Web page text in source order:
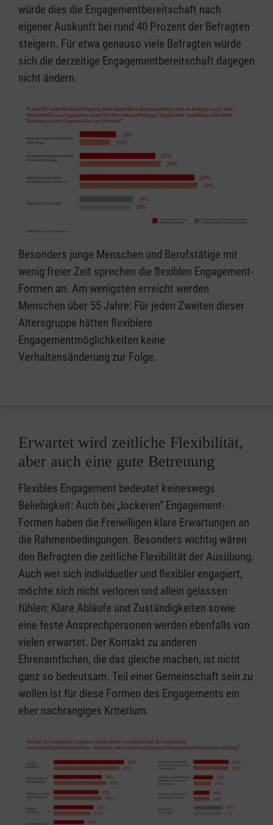
würde dies die Engagementbereitschaft nach
eigener Auskunft bei rund 40 Prozent der Befragten
steigern. Für etwa genauso viele Befragten würde
sich die derzeitige Engagementbereitschaft dagegen
nicht ändern.
Besonders junge Menschen und Berufstätige mit
wenig freier Zeit sprechen die flexiblen Engagement-
Formen an. Am wenigsten erreicht werden
Menschen über 55 Jahre: Für jeden Zweiten dieser
Altersgruppe hätten flexiblere
Engagementmöglichkeiten keine
Verhaltensänderung zur Folge.
Erwartet wird zeitliche Flexibilität,
aber auch eine gute Betreuung
Flexibles Engagement bedeutet keineswegs
Beliebigkeit: Auch bei „lockeren“ Engagement-
Formen haben die Freiwilligen klare Erwartungen an
die Rahmenbedingungen. Besonders wichtig wären
den Befragten die zeitliche Flexibilität der Ausübung.
Auch wer sich individueller und flexibler engagiert,
möchte sich nicht verloren und allein gelassen
fühlen: Klare Abläufe und Zuständigkeiten sowie
eine feste Ansprechpersonen werden ebenfalls von
vielen erwartet. Der Kontakt zu anderen
Ehrenamtlichen, die das gleiche machen, ist nicht
ganz so bedeutsam. Teil einer Gemeinschaft sein zu
wollen ist für diese Formen des Engagements ein
eher nachrangiges Kriterium.